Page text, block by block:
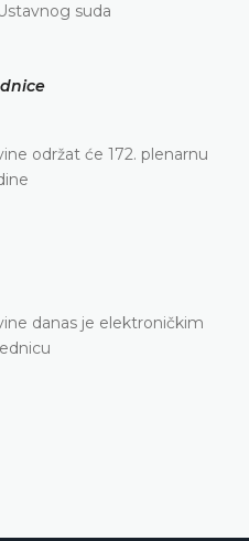
suda
održat će 172. plenarnu
danas je elektroničkim